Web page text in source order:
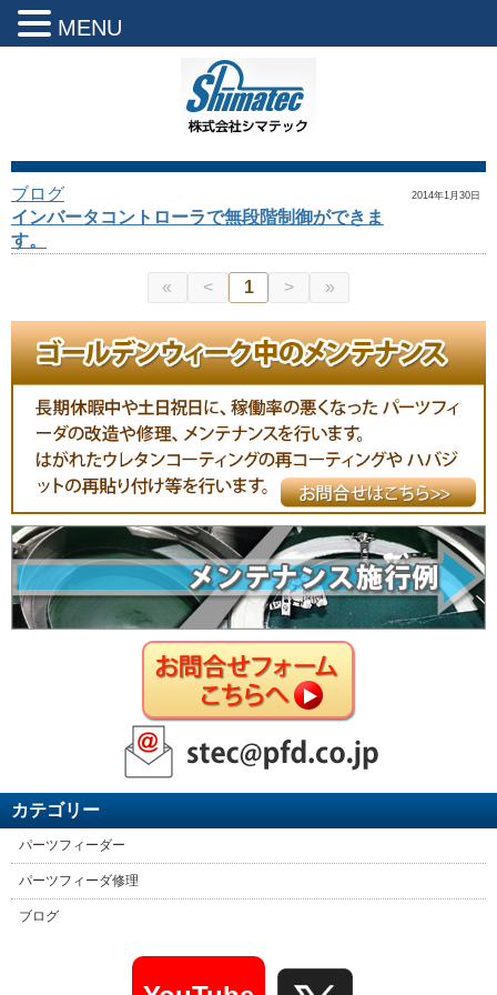
ブログ 2014年1月30日
インバータコントローラで無段階制御ができま
す。
« < 1 > »
カテゴリー
パーツフィーダー
パーツフィーダ修理
ブログ
MENU